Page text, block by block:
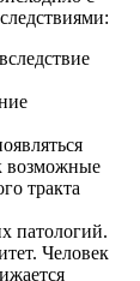
возможные
тракта
патологий.
Человек